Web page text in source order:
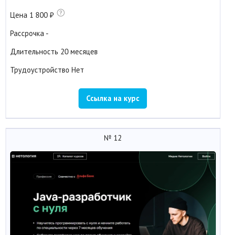
Цена 1 800
Рассрочка -
Длительность 20 месяцев
Трудоустройство Нет
Ссылка на курс
№ 12